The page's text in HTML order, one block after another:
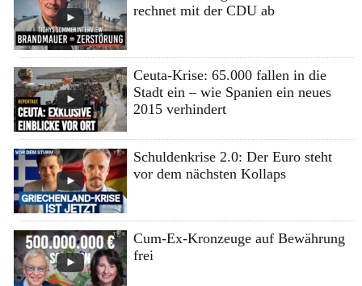
rechnet mit der CDU ab
Ceuta-Krise: 65.000 fallen in die
Stadt ein – wie Spanien ein neues
2015 verhindert
Schuldenkrise 2.0: Der Euro steht
vor dem nächsten Kollaps
Cum-Ex-Kronzeuge auf Bewährung
frei